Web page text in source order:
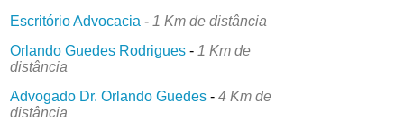
Escritório Advocacia - 1 Km de distância
Orlando Guedes Rodrigues - 1 Km de
distância
Advogado Dr. Orlando Guedes -4 Km de
distância